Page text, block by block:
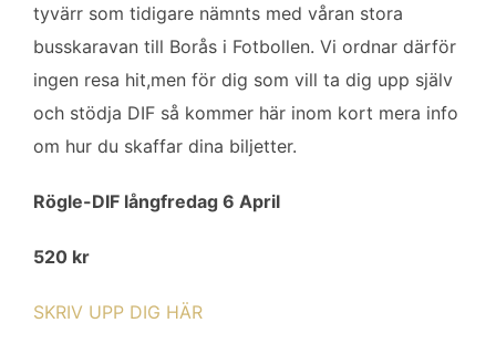
tyvärr som tidigare nämnts med våran stora
busskaravan till Borås i Fotbollen. Vi ordnar därför
ingen resa hit,men för dig som vill ta dig upp själv
och stödja DIF så kommer här inom kort mera info
om hur du skaffar dina biljetter.
Rögle-DIF långfredag 6 April
520 kr
SKRIV UPP DIG HÄR